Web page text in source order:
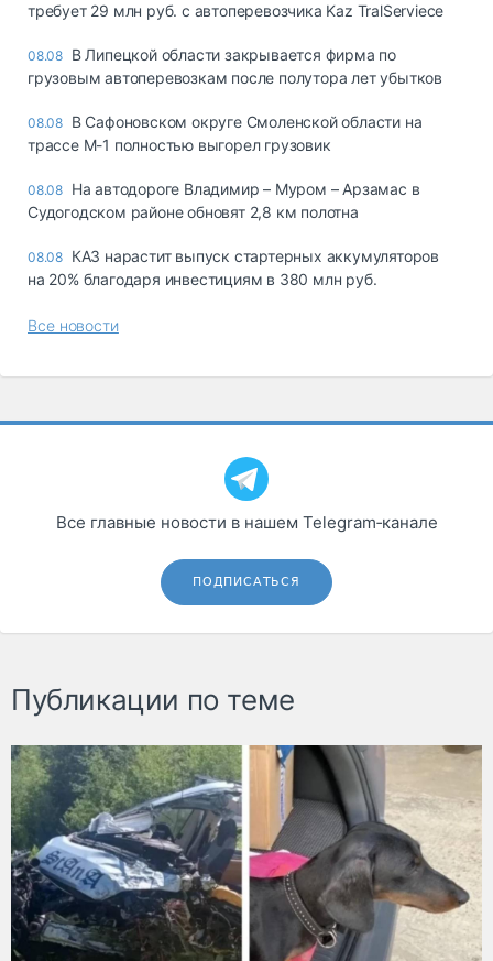
требует 29 млн руб. с автоперевозчика Kaz TralServiece
08.08 В Липецкой области закрывается фирма по
грузовым автоперевозкам после полутора лет убытков
08.08 В Сафоновском округе Смоленской области на
трассе М-1 полностью выгорел грузовик
08.08 На автодороге Владимир – Муром – Арзамас в
Судогодском районе обновят 2,8 км полотна
08.08 КАЗ нарастит выпуск стартерных аккумуляторов
на 20% благодаря инвестициям в 380 млн руб.
Все новости
Все главные новости в нашем Telegram‑канале
ПОДПИСАТЬСЯ
Публикации по теме